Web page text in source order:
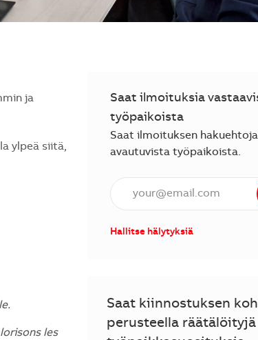
ja
ylpeä siitä,
les
Saat ilmoituksia
työpaikoista
Saat ilmoituksen
avautuvista työpaikoista.
Anna sähköpostiosoite
Hallitse hälytyksiä
Saat kiinnostuksen
perusteella räätälöityjä